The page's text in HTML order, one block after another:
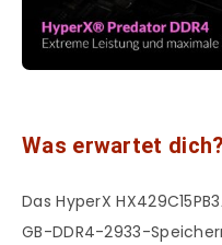
Was erwartet dich?
Das HyperX
GB-DDR4-2933-